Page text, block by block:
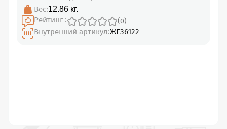
Вес:12.86 кг.
Рейтинг : (0)
Внутренний артикул:ЖГ36122